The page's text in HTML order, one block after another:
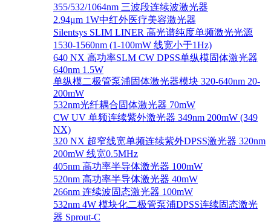
355/532/1064nm 三波段连续波激光器
2.94μm 1W中红外医疗美容激光器
Silentsys SLIM LINER 高光谱纯度单频激光光源
1530-1560nm (1-100mW 线宽小于1Hz)
640 NX 高功率SLM CW DPSS单纵模固体激光器
640nm 1.5W
单纵模二极管泵浦固体激光器模块 320-640nm 20-
200mW
532nm光纤耦合固体激光器 70mW
CW UV 单频连续紫外激光器 349nm 200mW (349
NX)
320 NX 超窄线宽单频连续紫外DPSS激光器 320nm
200mW 线宽0.5MHz
405nm 高功率半导体激光器 100mW
520nm 高功率半导体激光器 40mW
266nm 连续波固态激光器 100mW
532nm 4W 模块化二极管泵浦DPSS连续固态激光
器 Sprout-C